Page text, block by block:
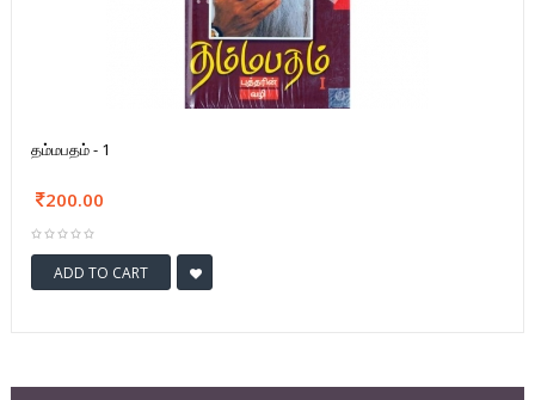
தம்மபதம் - 1
200.00
ADD TO CART